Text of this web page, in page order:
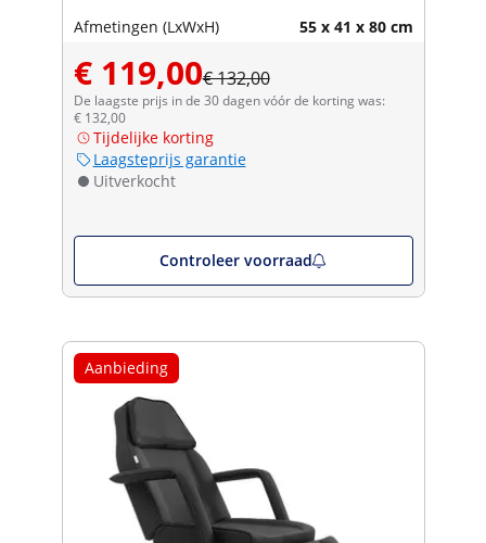
Afmetingen (LxWxH) 55 x 41 x 80 cm
€ 119,00€ 132,00
De laagste prijs in de 30 dagen vóór de korting was:
€ 132,00
Tijdelijke korting
Laagsteprijs garantie
Uitverkocht
Controleer voorraad
Aanbieding